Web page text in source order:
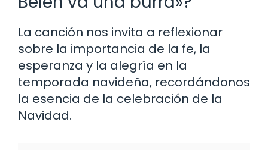
La canción nos invita a reflexionar
sobre la importancia de la fe, la
esperanza y la alegría en la
temporada navideña, recordándonos
la esencia de la celebración de la
Navidad.